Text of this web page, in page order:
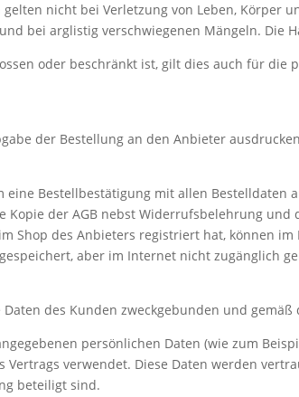
nicht bei Verletzung von Leben, Körper
bei arglistig verschwiegenen Mängeln.
oder beschränkt ist, gilt dies auch für
der Bestellung an den Anbieter
Bestellbestätigung mit allen Bestelldaten
der AGB nebst Widerrufsbelehrung und
Shop des Anbieters registriert hat, können
aber im Internet nicht zugänglich
des Kunden zweckgebunden und
persönlichen Daten (wie zum
verwendet. Diese Daten werden
beteiligt sind.